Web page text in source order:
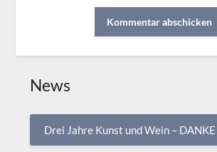
News
Drei Jahre Kunst und Wein – DANKE